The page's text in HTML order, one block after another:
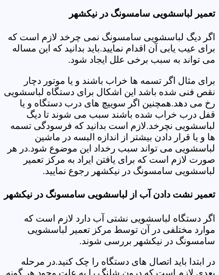
تعمیر لباسشویی سامسونگ در نیکشهر
اگر دیگ لباسشویی سامسونگ نمی چرخد لازم است که
برای عیب یابی آن اقدام نمایید.باید بدانید که این مساله
می تواند به سبب برخی علل ایجاد شود.
برای مثال اگر تسمه ها خراب باشند و یا موتور دچار
نقص فنی شده باشد این اشکال برای دستگاه لباسشویی
رخ می دهد.همچنین اگر سوییچ های درب دستگاه و یا
قفل درب خراب شده باشند سبب می شوند تا دیگ
لباسشویی نچرخد.لازم است بدانید که فرسودگی تسمه
ها و یا قرار دادن بیشتر از اندازه البسه در ماشین
لباسشویی می تواند سبب رخداد این موضوع شود.در هر
صورت لازم است که برای یافتن ایراد به مرکز تعمیر
لباسشویی سامسونگ در نیکشهر رجوع نمایید.
تعمیر نشت دادن آب از لباسشویی سامسونگ در نیکشهر
اگر دستگاه لباسشویی نشتی آب دارد لازم است که
موارد مختلفی در آن توسط مرکز تعمیر لباسشویی
سامسونگ در نیکشهر بررسی شوند.
در ابتدا باید اتصال های دستگاه را چک کنید.در مرحله
بعدی لازم است که درون شلنگ را به علت وجود هر گونه